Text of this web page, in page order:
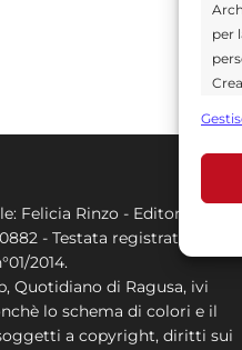
per
Felicia Rinzo - Editore QDR
- Testata registrata al
2014.
Quotidiano di Ragusa, ivi
lo schema di colori e il
a copyright, diritti sui